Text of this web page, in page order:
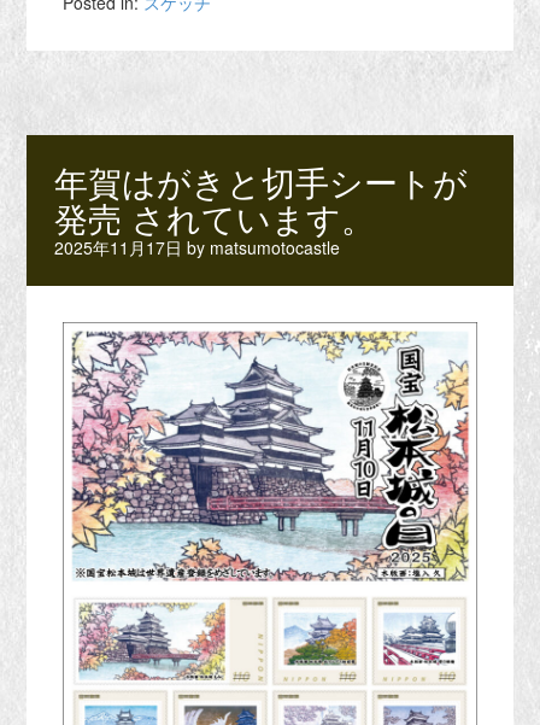
年賀はがきと切手シートが
発売 されています。
2025年11月17日 by matsumotocastle